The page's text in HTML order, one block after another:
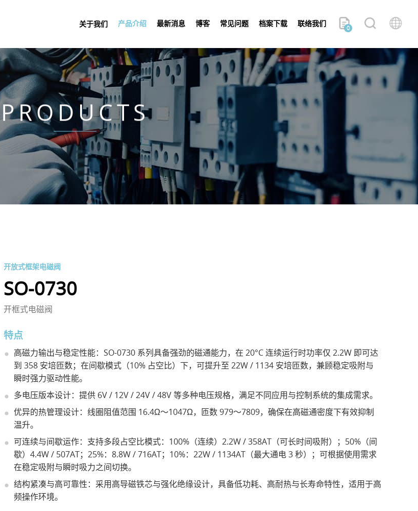
关于我们 产品介绍 最新消息 博客 常见问题 档案下载 联络我们 0
PRODUCTS
开放式框架电磁阀
SO-0730
开框式电磁阀
特点
高磁力输出与稳定性能：SO-0730 系列具备强劲的磁通能力，在 20°C 连续运行时功率仅 2.2W 即可达
到 358 安培匝数；在间歇模式（10% 占空比）下，可提升至 22W / 1134 安培匝数，兼顾稳定吸附与
瞬时强力驱动性能。
多电压版本设计：提供 6V / 12V / 24V / 48V 等多种电压规格，满足不同应用与控制系统的集成需求。
优异的热管理设计：线圈阻值范围 16.4Ω～1047Ω，匝数 979～7809，确保在高磁通密度下有效抑制
温升。
可连续与间歇运作：支持多段占空比模式：100%（连续）2.2W / 358AT（可长时间吸附）；50%（间
歇）4.4W / 507AT；25%：8.8W / 716AT；10%：22W / 1134AT（最大通电 3 秒）；可根据使用需求
在稳定吸附与瞬时吸力之间切换。
结构紧凑与高可靠性：采用高导磁铁芯与强化绝缘设计，具备低功耗、高耐热与长寿命特性，适用于高
频操作环境。